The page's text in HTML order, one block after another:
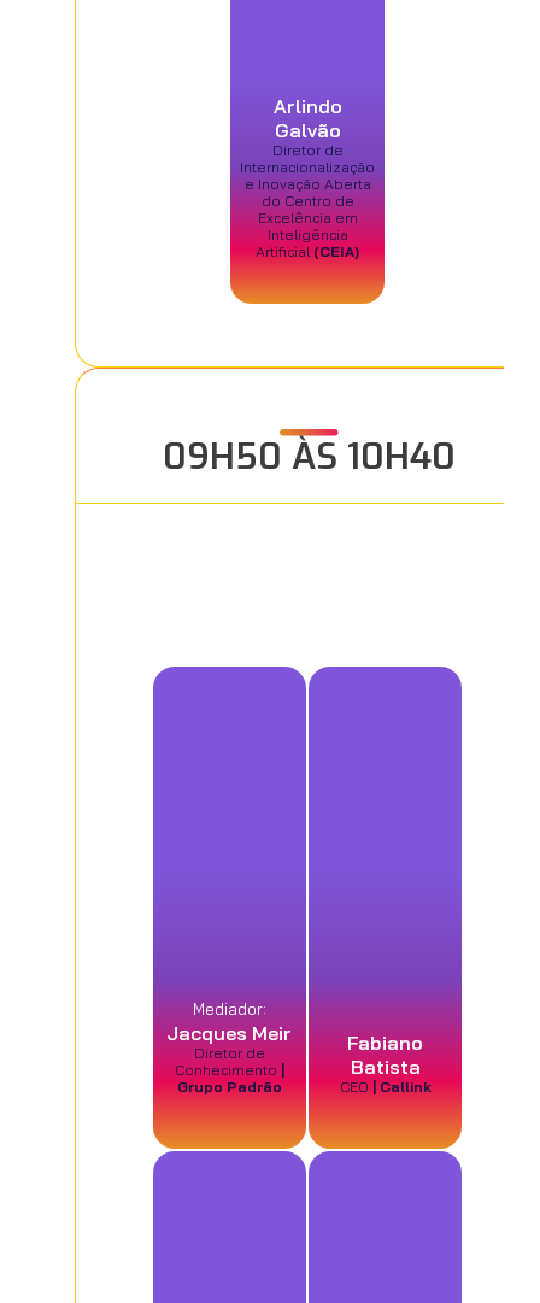
Arlindo
Galvão
Diretor de
Internacionalização
e Inovação Aberta
do Centro de
Excelência em
Inteligência
Artificial (CEIA)
09H50 ÀS 10H40
Mediador:
Jacques Meir
Diretor de
Conhecimento
Grupo Padrão
Fabiano
Batista
CEO | Callink